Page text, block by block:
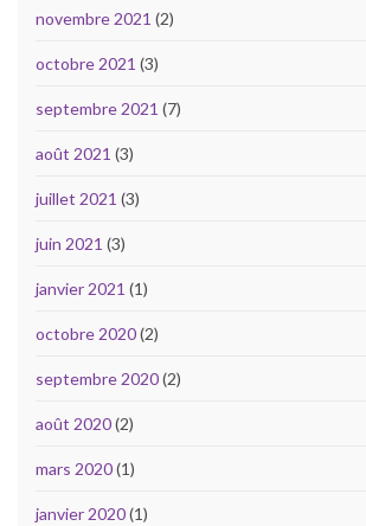
novembre 2021 (2)
octobre 2021 (3)
septembre 2021 (7)
août 2021 (3)
juillet 2021 (3)
juin 2021 (3)
janvier 2021 (1)
octobre 2020(2)
septembre 2020(2)
août 2020(2)
mars 2020(1)
janvier 2020(1)